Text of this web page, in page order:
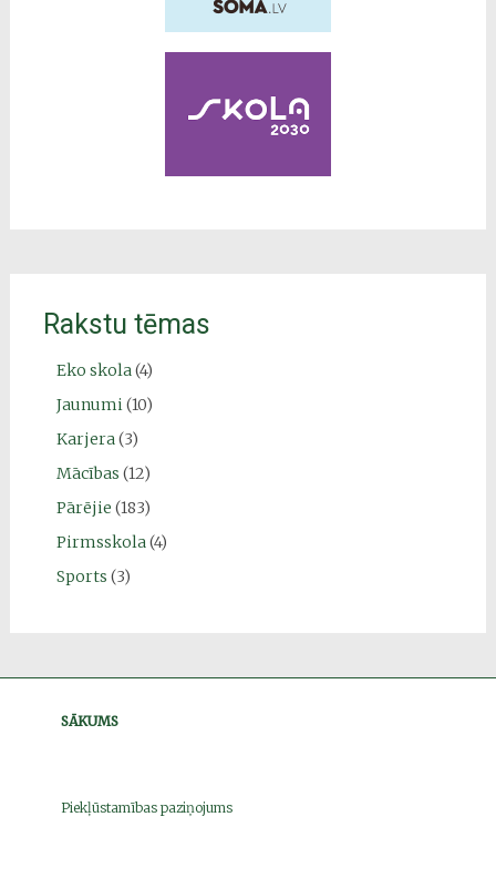
Rakstu tēmas
Eko skola(4)
Jaunumi(10)
Karjera(3)
Mācības (12)
Pārējie (183)
Pirmsskola(4)
Sports (3)
SĀKUMS
Piekļūstamības paziņojums